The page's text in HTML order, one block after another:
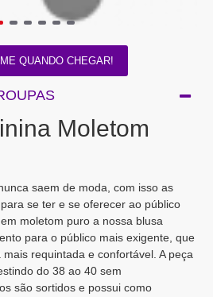
QUANDO CHEGAR!
Moletom
saem de moda, com isso as
se ter e se oferecer ao público
moletom puro a nossa blusa
para o público mais exigente, que
requintada e confortável. A peça
do 38 ao 40 sem
são sortidos e possui como